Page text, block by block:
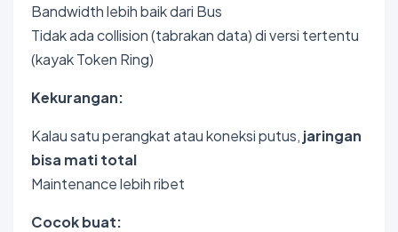
Bandwidth lebih baik dari Bus
Tidak ada collision (tabrakan data) di versi tertentu
(kayak Token Ring)
Kekurangan:
Kalau satu perangkat atau koneksi putus, jaringan
bisa mati total
Maintenance lebih ribet
Cocok buat: